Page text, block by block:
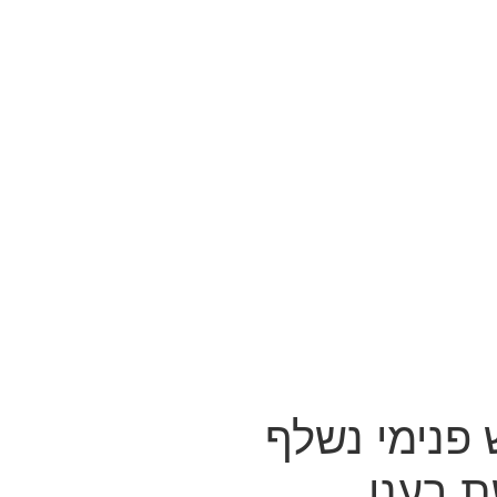
פנימי נשלף